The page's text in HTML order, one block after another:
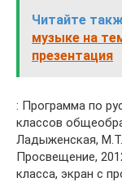
Читайте
музыке на
презентация
: Программа по
классов
Ладыженская,
Просвещение,
класса, экран с